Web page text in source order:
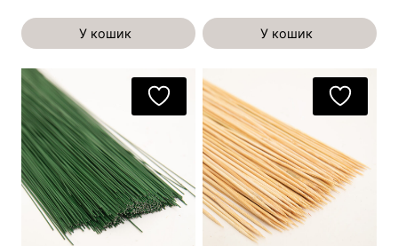
У кошик У кошик